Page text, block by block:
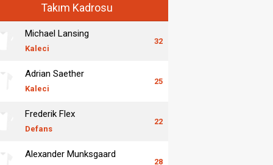
Takım Kadrosu
Michael Lansing
Kaleci
32
Adrian Saether
Kaleci
25
Frederik Flex
Defans
22
Alexander Munksgaard
28